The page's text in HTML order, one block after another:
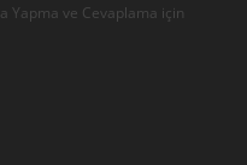
Yapma ve Cevaplama için